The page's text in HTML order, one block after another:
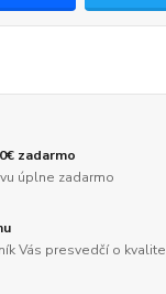
zadarmo
úplne zadarmo
Vás presvedčí o kvalite